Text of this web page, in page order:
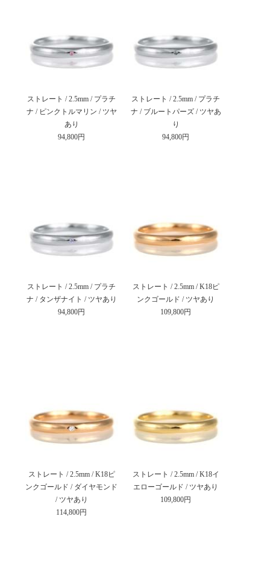
ストレート / 2.5mm / プラチ
ナ / ピンクトルマリン / ツヤ
あり
94,800円
ストレート / 2.5mm / プラチ
ナ / ブルートパーズ / ツヤあ
り
94,800円
ストレート / 2.5mm / プラチ
ナ / タンザナイト / ツヤあり
94,800円
ストレート / 2.5mm / K18ピ
ンクゴールド / ツヤあり
109,800円
ストレート / 2.5mm / K18ピ
ンクゴールド / ダイヤモンド
/ ツヤあり
114,800円
ストレート / 2.5mm / K18イ
エローゴールド / ツヤあり
109,800円